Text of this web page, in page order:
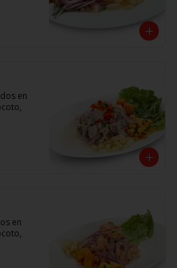
en
en